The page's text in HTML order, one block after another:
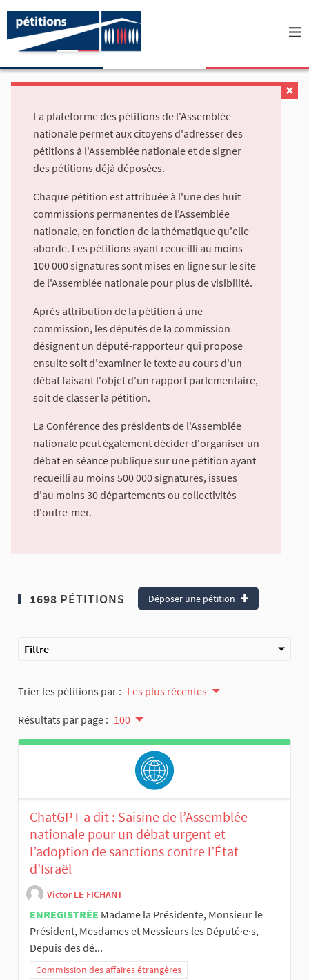
La plateforme des pétitions de l'Assemblée
nationale permet aux citoyens d'adresser des
pétitions à l'Assemblée nationale et de signer
des pétitions déjà déposées.
Chaque pétition est attribuée à l'une des huit
commissions permanentes de l'Assemblée
nationale, en fonction de la thématique qu'elle
aborde. Les pétitions ayant recueilli au moins
100 000 signatures sont mises en ligne sur le site
de l'Assemblée nationale pour plus de visibilité.
Après attribution de la pétition à une
commission, les députés de la commission
désignent un député-rapporteur qui propose
ensuite soit d'examiner le texte au cours d'un
débat faisant l'objet d'un rapport parlementaire,
soit de classer la pétition.
La Conférence des présidents de l'Assemblée
nationale peut également décider d'organiser un
débat en séance publique sur une pétition ayant
recueilli au moins 500 000 signatures, issues
d'au moins 30 départements ou collectivités
d'outre-mer.
1698 PÉTITIONS Déposer une pétition
Filtre
Trier les pétitions par : Les plus récentes
Résultats par page : 100
ChatGPT a dit : Saisine de l’Assemblée
nationale pour un débat urgent et
l’adoption de sanctions contre l’État
d’Israël
Victor LE FICHANT
ENREGISTRÉE Madame la Présidente, Monsieur le
Président, Mesdames et Messieurs les Député·e·s,
Depuis des dé...
Commission des affaires étrangères